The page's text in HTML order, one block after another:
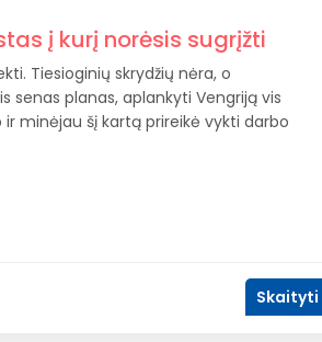
į kurį norėsis sugrįžti
Tiesioginių skrydžių nėra, o
senas planas, aplankyti Vengriją vis
minėjau šį kartą prireikė vykti darbo
Skaityti